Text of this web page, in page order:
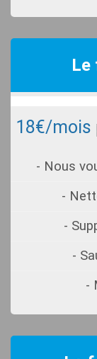
Le
18€/mois
- Nous
-
-
-
-